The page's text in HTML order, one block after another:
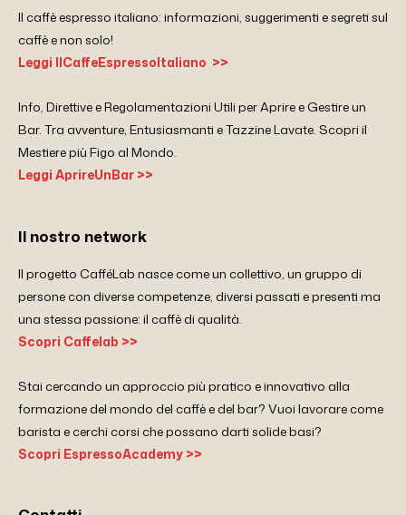
Il caffè espresso italiano: informazioni, suggerimenti e segreti sul
caffè e non solo!
Leggi IlCaffeEspressoItaliano >>
Info, Direttive e Regolamentazioni Utili per Aprire e Gestire un
Bar. Tra avventure, Entusiasmanti e Tazzine Lavate. Scopri il
Mestiere più Figo al Mondo.
Leggi AprireUnBar >>
Il nostro network
Il progetto CafféLab nasce come un collettivo, un gruppo di
persone con diverse competenze, diversi passati e presenti ma
una stessa passione: il caffè di qualità.
Scopri Caffelab >>
Stai cercando un approccio più pratico e innovativo alla
formazione del mondo del caffè e del bar? Vuoi lavorare come
barista e cerchi corsi che possano darti solide basi?
Scopri EspressoAcademy >>